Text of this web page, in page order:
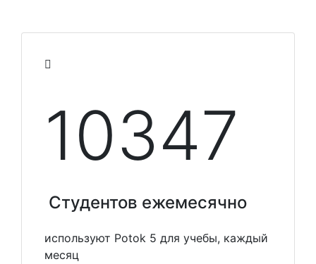
10348
Студентов ежемесячно
используют Potok 5 для учебы, каждый
месяц